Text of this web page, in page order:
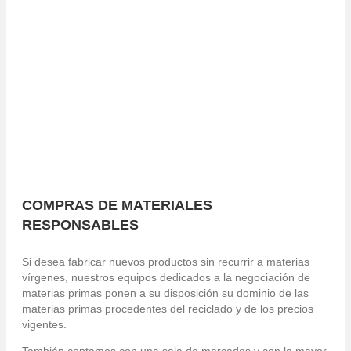
COMPRAS DE MATERIALES
RESPONSABLES
Si desea fabricar nuevos productos sin recurrir a materias
vírgenes, nuestros equipos dedicados a la negociación de
materias primas ponen a su disposición su dominio de las
materias primas procedentes del reciclado y de los precios
vigentes.